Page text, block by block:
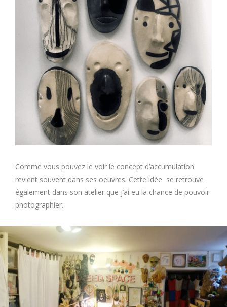
Comme vous pouvez le voir le concept d’accumulation
revient souvent dans ses oeuvres. Cette idée se retrouve
également dans son atelier que j’ai eu la chance de pouvoir
photographier.